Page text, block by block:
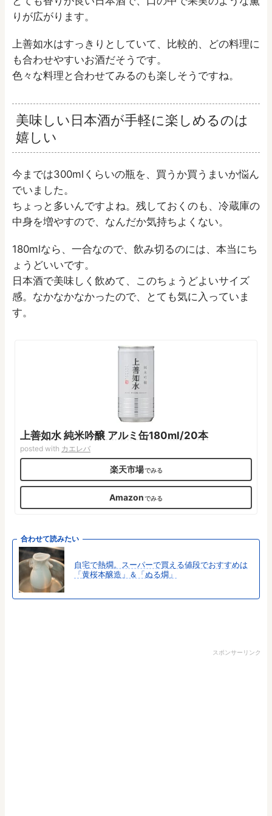
りが広がります。
上善如水はすっきりとしていて、比較的、どの料理に
も合わせやすいお酒だそうです。
色々な料理と合わせてみるのも楽しそうですね。
美味しい日本酒が手軽に楽しめるのは
嬉しい
今までは300mlくらいの瓶を、買うか買うまいか悩ん
でいました。
ちょっと多いんですよね。残しておくのも、冷蔵庫の
中身を増やすので、なんだか気持ちよくない。
180mlなら、一合なので、飲み切るのには、本当にち
ょうどいいです。
日本酒で美味しく飲めて、このちょうどよいサイズ
感。なかなかなかったので、とても気に入っていま
す。
上善如水 純米吟醸 アルミ缶180ml/20本
posted with カエレバ
楽天市場
Amazon
合わせて読みたい
自宅で熱燗。スーパーで買える値段でおすすめは
「黄桜本醸造」＆「ぬる燗」
スポンサーリンク